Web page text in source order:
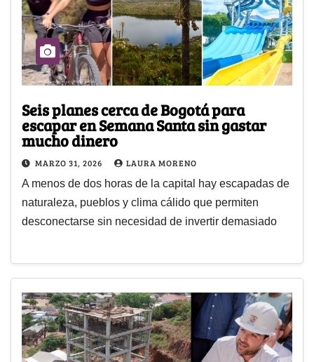
Seis planes cerca de Bogotá para
escapar en Semana Santa sin gastar
mucho dinero
MARZO 31, 2026 LAURA MORENO
A menos de dos horas de la capital hay escapadas de
naturaleza, pueblos y clima cálido que permiten
desconectarse sin necesidad de invertir demasiado